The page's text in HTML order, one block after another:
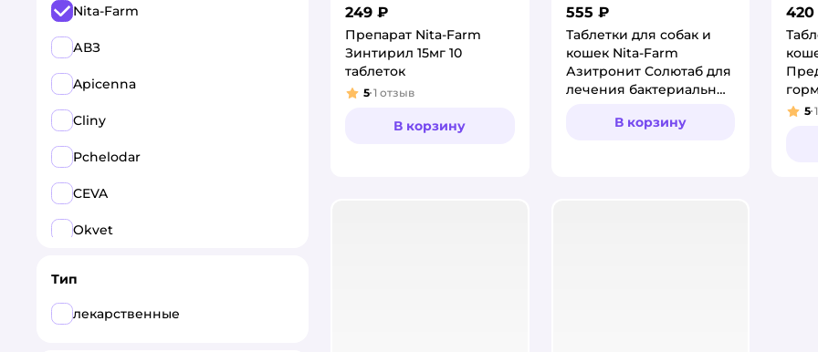
249 ₽
Препарат Nita-Farm
Зинтирил 15мг 10
таблеток
Рейтинг:
5 1 отзыв
В корзину
555 ₽
Таблетки для собак и
кошек Nita-Farm
Азитронит Солютаб для
лечения бактериальных
5таблетокВ корзину
5 1
Nita-Farm
АВЗ
Apicenna
Cliny
Pchelodar
CEVA
Okvet
Тип
лекарственные